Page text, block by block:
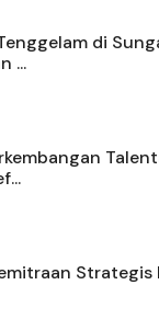
di
...
Strategis